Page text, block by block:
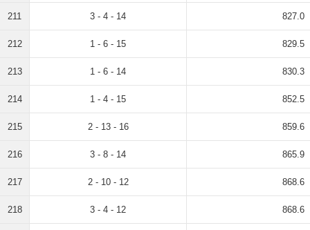
211 3 - 4 - 14 827.0
212 1 - 6 - 15 829.5
213 1 - 6 - 14 830.3
214 1 - 4 - 15 852.5
215 2 - 13 - 16 859.6
216 3 - 8 - 14 865.9
217 2 - 10 - 12 868.6
218 3 - 4 - 12 868.6